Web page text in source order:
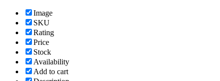
Image
SKU
Rating
Price
Stock
Availability
Add to cart